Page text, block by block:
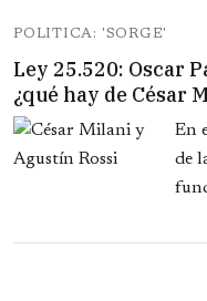
POLITICA: 'SORGE'
Ley 25.520: Oscar
¿qué hay de César
En
de